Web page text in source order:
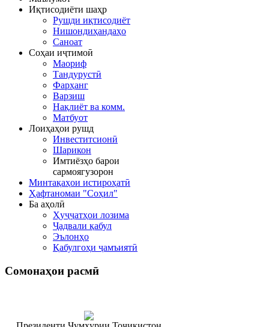
Иқтисодиёти шаҳр
Рушди иқтисодиёт
Нишондиҳандаҳо
Саноат
Соҳаи иҷтимоӣ
Маориф
Тандурустӣ
Фарҳанг
Варзиш
Нақлиёт ва комм.
Матбуот
Лоиҳаҳои рушд
Инвеститсионӣ
Шарикон
Имтиёзҳо барои
сармоягузорон
Минтақаҳои истироҳатӣ
Ҳафтаномаи "Соҳил"
Ба аҳолӣ
Ҳуҷҷатҳои лозима
Ҷадвали қабул
Эълонҳо
Қабулгоҳи ҷамъиятӣ
Сомонаҳои расмӣ